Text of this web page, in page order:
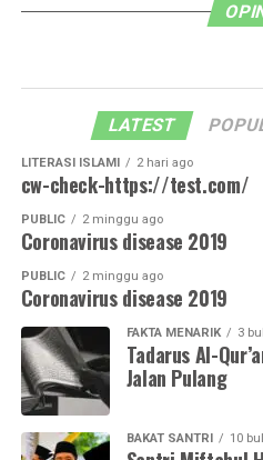
LATEST
LITERASI ISLAMI 2 hari ago
cw-check-https://test.com/
PUBLIC 2 minggu ago
Coronavirus disease 2019
PUBLIC 2 minggu ago
Coronavirus disease 2019
FAKTA MENARIK 3
Tadarus Al-
Jalan Pulang
BAKAT SANTRI 10